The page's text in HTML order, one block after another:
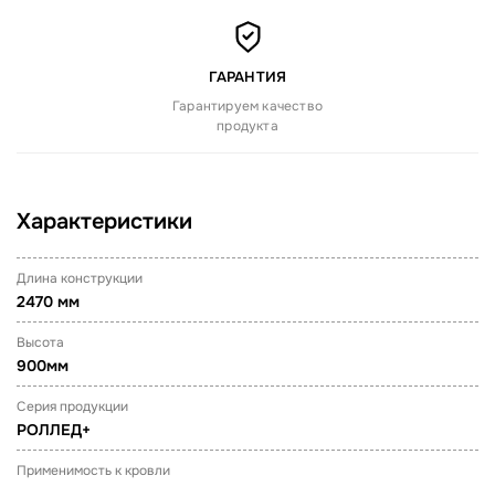
ГАРАНТИЯ
Гарантируем качество
продукта
Характеристики
Длина конструкции
2470 мм
Высота
900мм
Серия продукции
РОЛЛЕД+
Применимость к кровли